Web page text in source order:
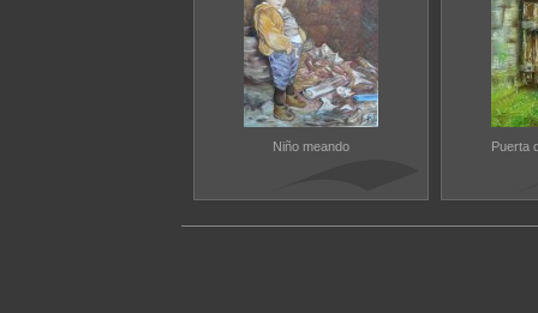
Niño meando Puerta